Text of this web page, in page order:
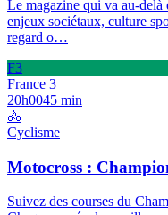
Le magazine qui va au-delà
enjeux sociétaux, culture
regard o…
F3
France 3
20h0045 min
🚴
Cyclisme
Motocross :
Suivez des courses du